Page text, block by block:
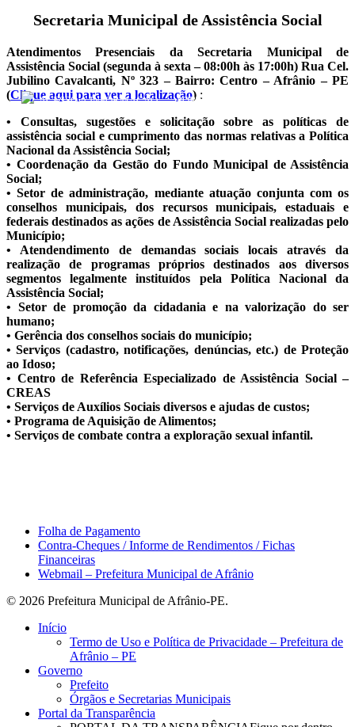
ACESSO À INFORMAÇÃO PORTAL DA TRANSPARÊNCIA
Secretaria Municipal de Assistência Social
Atendimentos Presenciais da Secretaria Municipal de
Assistência Social (segunda à sexta – 08:00h às 17:00h) Rua Cel.
Jubilino Cavalcanti, Nº 323 – Bairro: Centro – Afrânio – PE
(Clique aqui para ver a localização) :
• Consultas, sugestões e solicitação sobre as políticas de
assistência social e cumprimento das normas relativas a Política
Nacional da Assistência Social;
• Coordenação da Gestão do Fundo Municipal de Assistência
Social;
• Setor de administração, mediante atuação conjunta com os
conselhos municipais, dos recursos municipais, estaduais e
federais destinados as ações de Assistência Social realizadas pelo
Município;
• Atendendimento de demandas sociais locais através da
realização de programas próprios destinados aos diversos
segmentos legalmente instituídos pela Política Nacional da
Assistência Social;
• Setor de promoção da cidadania e na valorização do ser
humano;
• Gerência dos conselhos sociais do município;
• Serviços (cadastro, notificações, denúncias, etc.) de Proteção
ao Idoso;
• Centro de Referência Especializado de Assistência Social –
CREAS
• Serviços de Auxílios Sociais diversos e ajudas de custos;
• Programa de Aquisição de Alimentos;
• Serviços de combate contra a exploração sexual infantil.
Folha de Pagamento
Contra-Cheques / Informe de Rendimentos / Fichas
Financeiras
Webmail – Prefeitura Municipal de Afrânio
© 2026 Prefeitura Municipal de Afrânio-PE.
Close
Início
Termo de Uso e Política de Privacidade – Prefeitura de
Afrânio – PE
Governo
Prefeito
Órgãos e Secretarias Municipais
Portal da Transparência